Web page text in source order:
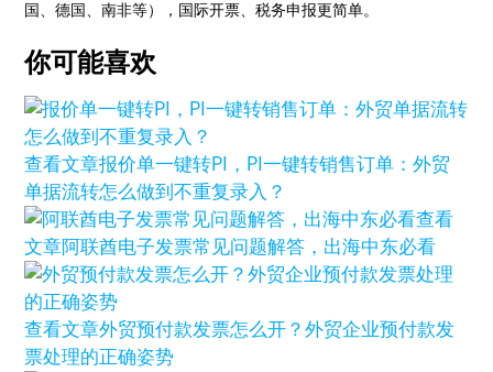
国、德国、南非等），国际开票、税务申报更简单。
你可能喜欢
查看文章报价单一键转PI，PI一键转销售订单：外贸
单据流转怎么做到不重复录入？
查看
文章阿联酋电子发票常见问题解答，出海中东必看
查看文章外贸预付款发票怎么开？外贸企业预付款发
票处理的正确姿势